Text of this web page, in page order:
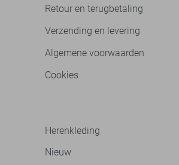
Retour en terugbetaling
Verzending en levering
Algemene voorwaarden
Cookies
Herenkleding
Nieuw